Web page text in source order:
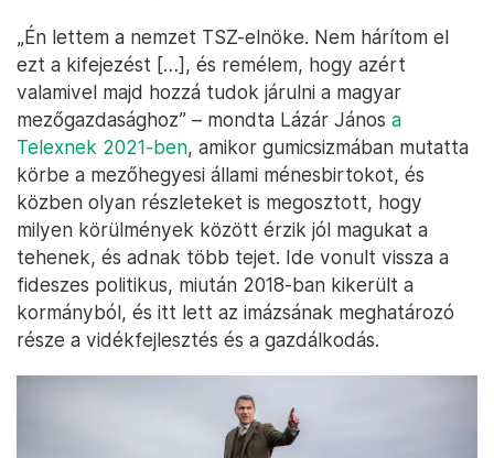
„Én lettem a nemzet TSZ-elnöke. Nem hárítom el
ezt a kifejezést […], és remélem, hogy azért
valamivel majd hozzá tudok járulni a magyar
mezőgazdasághoz” – mondta Lázár János a
Telexnek 2021-ben, amikor gumicsizmában mutatta
körbe a mezőhegyesi állami ménesbirtokot, és
közben olyan részleteket is megosztott, hogy
milyen körülmények között érzik jól magukat a
tehenek, és adnak több tejet. Ide vonult vissza a
fideszes politikus, miután 2018-ban kikerült a
kormányból, és itt lett az imázsának meghatározó
része a vidékfejlesztés és a gazdálkodás.